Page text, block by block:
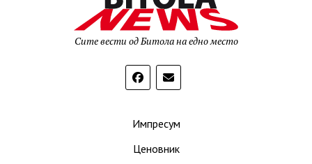
Сите вести од Битола на едно место
Импресум
Ценовник